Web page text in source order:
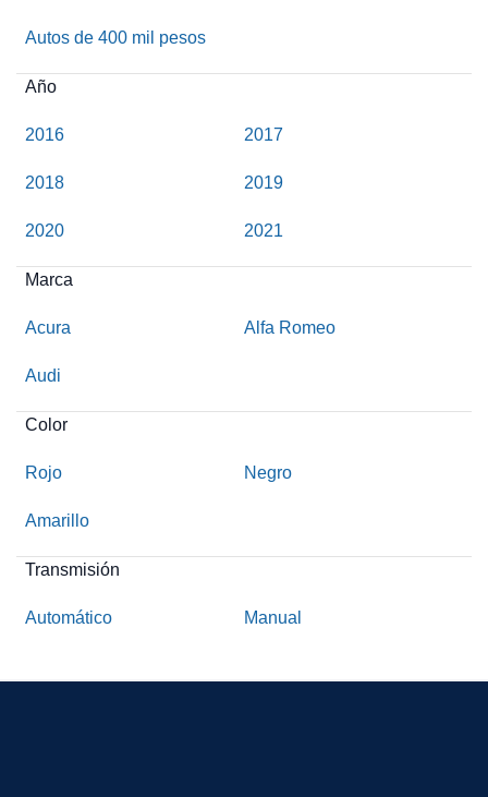
Autos de 400 mil pesos
Año
2016 2017
2018 2019
2020 2021
Marca
Acura Alfa Romeo
Audi
Color
Rojo Negro
Amarillo
Transmisión
Automático Manual